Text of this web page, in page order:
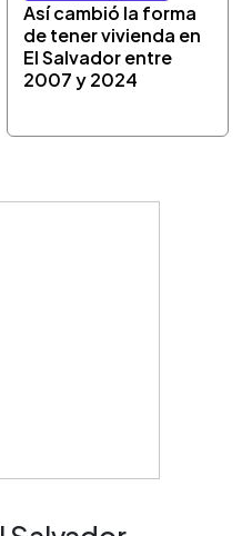
Así cambió la forma
de tener vivienda en
El Salvador entre
2007 y 2024